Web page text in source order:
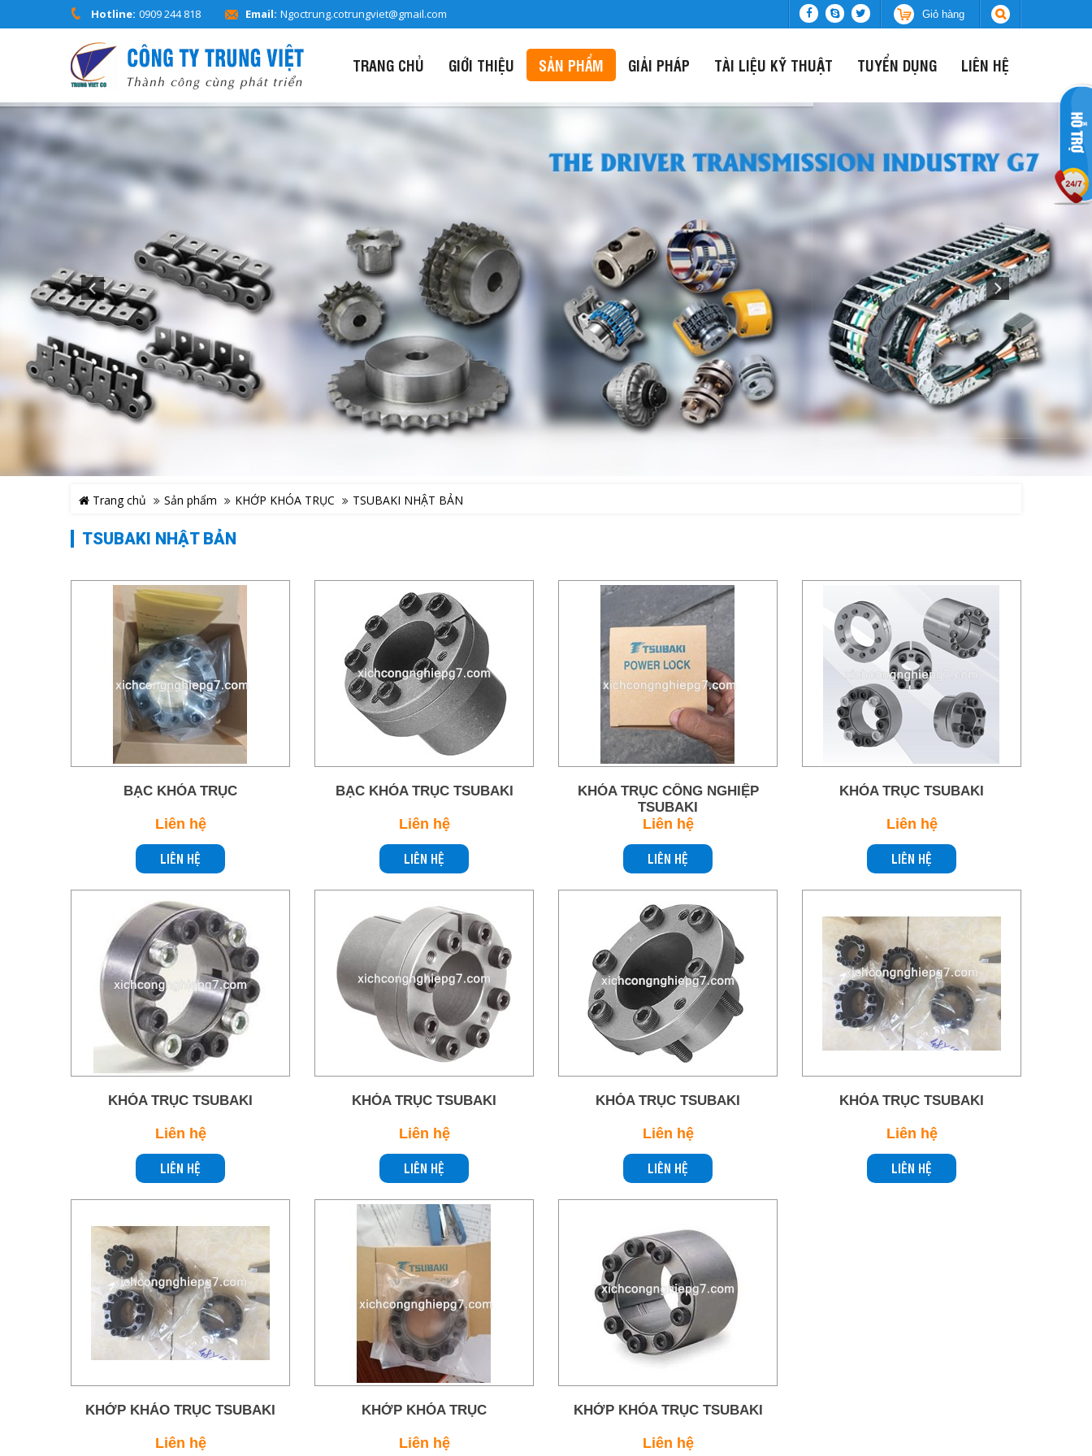
Hotline: 0909 244 818 Email: Ngoctrung.cotrungviet@gmail.com Giỏ hàng
TRANG CHỦ GIỚI THIỆU SẢN PHẨM GIẢI PHÁP TÀI LIỆU KỸ THUẬT TUYỂN DỤNG LIÊN HỆ
Trang chủ Sản phẩm KHỚP KHÓA TRỤC TSUBAKI NHẬT BẢN
TSUBAKI NHẬT BẢN
BẠC KHÓA TRỤC
Liên hệ
LIÊN HỆ
BẠC KHÓA TRỤC TSUBAKI
Liên hệ
LIÊN HỆ
KHÓA TRỤC CÔNG NGHIỆP
TSUBAKI
Liên hệ
LIÊN HỆ
KHÓA TRỤC TSUBAKI
Liên hệ
LIÊN HỆ
KHÓA TRỤC TSUBAKI
Liên hệ
LIÊN HỆ
KHÓA TRỤC TSUBAKI
Liên hệ
LIÊN HỆ
KHÓA TRỤC TSUBAKI
Liên hệ
LIÊN HỆ
KHÓA TRỤC TSUBAKI
Liên hệ
LIÊN HỆ
KHỚP KHÁO TRỤC TSUBAKI
Liên hệ
KHỚP KHÓA TRỤC
Liên hệ
KHỚP KHÓA TRỤC TSUBAKI
Liên hệ